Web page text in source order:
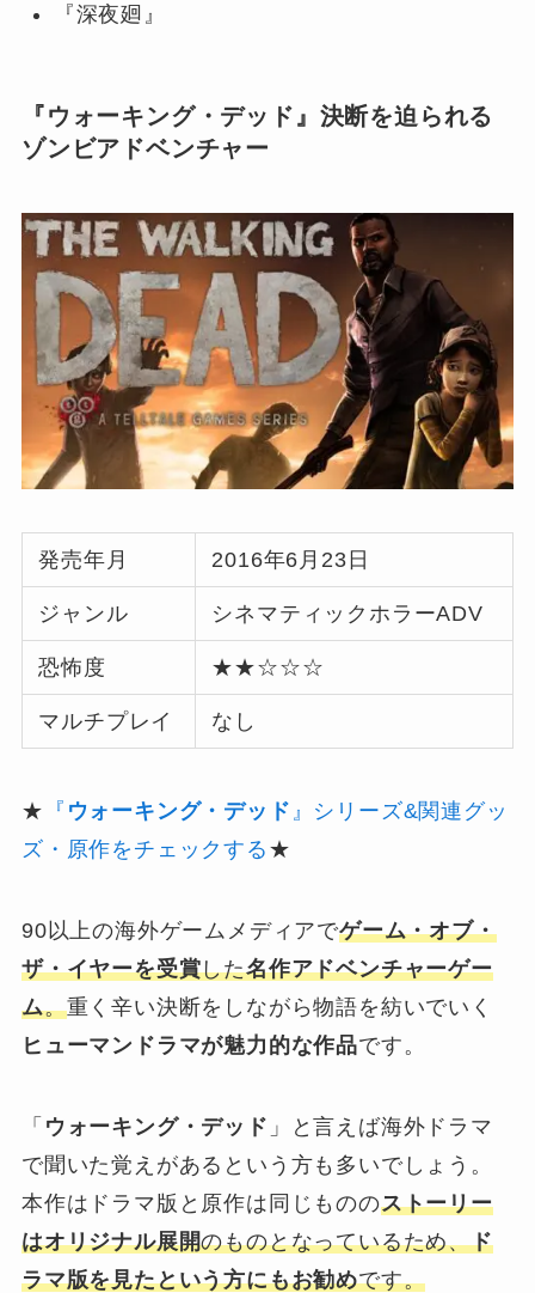
『深夜廻』
『ウォーキング・デッド』決断を迫られる
ゾンビアドベンチャー
発売年月 2016年6月23日
ジャンル シネマティックホラーADV
恐怖度 ★★☆☆☆
マルチプレイ なし
★ 『 ウォーキング・デッド 』シリーズ&関連グッ
ズ・原作をチェックする ★
90以上の海外ゲームメディアでゲーム・オブ・
ザ・イヤーを受賞した名作アドベンチャーゲー
ム。重く辛い決断をしながら物語を紡いでいく
ヒューマンドラマが魅力的な作品です。
「 ウォーキング・デッド 」と言えば海外ドラマ
で聞いた覚えがあるという方も多いでしょう。
本作はドラマ版と原作は同じもののストーリー
はオリジナル展開のものとなっているため、ド
ラマ版を見たという方にもお勧めです。